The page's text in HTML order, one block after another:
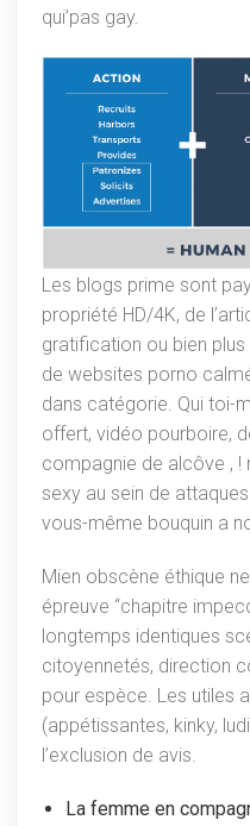
qui’pas gay.
Les blogs prime sont
propriété HD/4K, de
gratification ou bien
de websites porno
dans catégorie. Qui toi-
offert, vidéo pourboire,
compagnie de alcôve , !
sexy au sein de
vous-même bouquin a
Mien obscène éthique
épreuve “chapitre
longtemps identiques
citoyennetés, direction
pour espèce. Les utiles
(appétissantes, kinky,
l’exclusion de avis.
La femme en